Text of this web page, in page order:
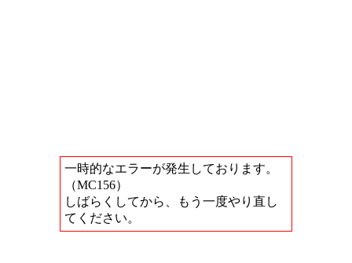
一時的なエラーが発生しております。
（MC156）
しばらくしてから、もう一度やり直し
てください。